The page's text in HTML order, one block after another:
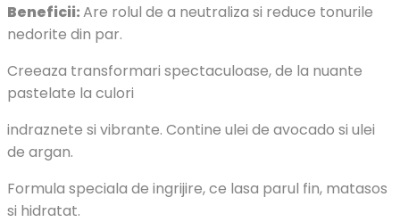
Beneficii:Are rolul de a neutraliza si reduce tonurile
nedorite din par.
Creeaza transformari spectaculoase, de la nuante
pastelate la culori
indraznete si vibrante. Contine ulei de avocado si ulei
de argan.
Formula speciala de ingrijire, ce lasa parul fin, matasos
si hidratat.